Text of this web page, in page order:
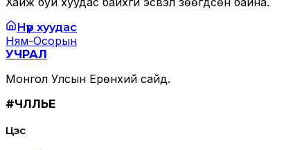
Нүүр хуудас
Ням-Осорын
УЧРАЛ
Монгол Улсын Ерөнхий сайд.
#ЧӨЛӨӨЛЬЕ
Цэс